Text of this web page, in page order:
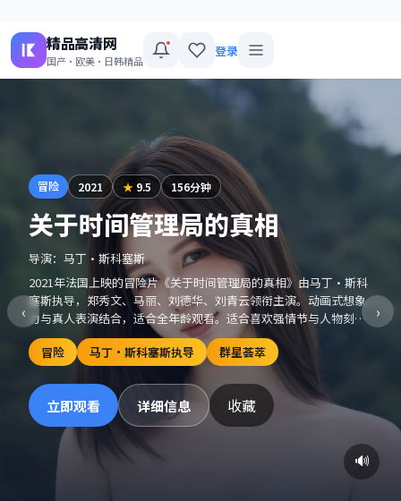
精品高清网
国产·欧美·日韩精品
登录
‹ ›
冒险 2021 ★ 9.5 156分钟
关于时间管理局的真相
导演： 马丁·斯科塞斯
2021年法国上映的冒险片《关于时间管理局的真相》由马丁·斯科
塞斯执导，郑秀文、马丽、刘德华、刘青云领衔主演。动画式想象
力与真人表演结合，适合全年龄观看。适合喜欢强情节与人物刻画
的观众收藏观看。
冒险
马丁·斯科塞斯执导 群星荟萃
立即观看 详细信息 收藏
🔊